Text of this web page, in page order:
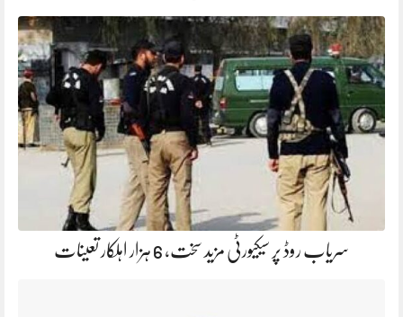
سریاب روڈ پر سیکیورٹی مزید سخت، 6 ہزار اہلکار تعینات